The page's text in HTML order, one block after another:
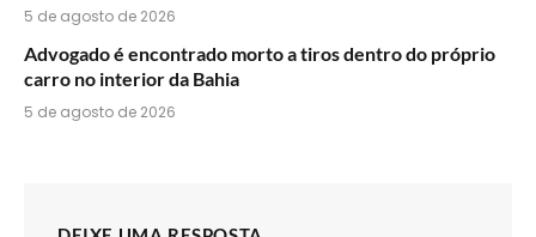
5 de agosto de 2026
Advogado é encontrado morto a tiros dentro do próprio
carro no interior da Bahia
5 de agosto de 2026